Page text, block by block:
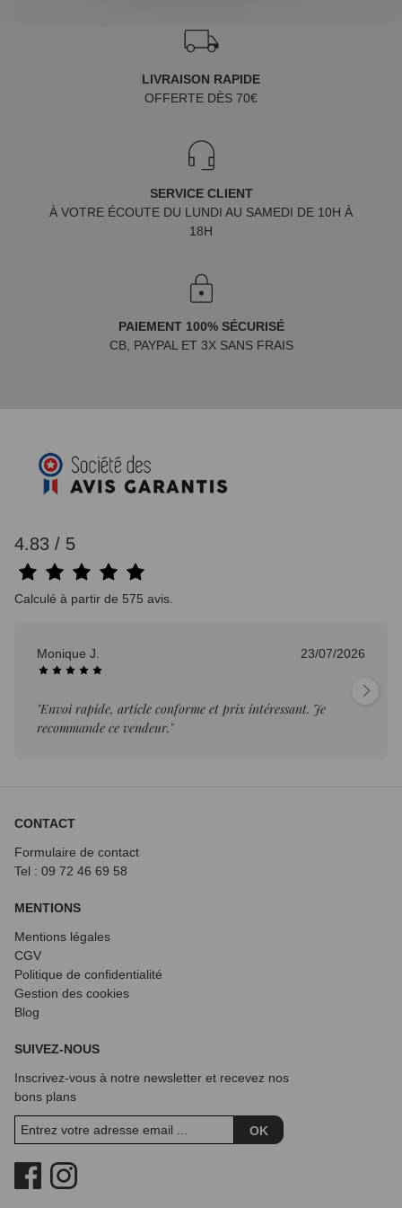
LIVRAISON RAPIDE
OFFERTE DÈS 70€
SERVICE CLIENT
À VOTRE ÉCOUTE DU LUNDI AU SAMEDI DE 10H À
18H
PAIEMENT 100% SÉCURISÉ
CB, PAYPAL ET 3X SANS FRAIS
4.83 / 5
Calculé à partir de 575 avis.
Monique J. 23/07/2026
"Envoi rapide, article conforme et prix intéressant. Je
recommande ce vendeur."
CONTACT
Formulaire de contact
Tel : 09 72 46 69 58
MENTIONS
Mentions légales
CGV
Politique de confidentialité
Gestion des cookies
Blog
SUIVEZ-NOUS
Inscrivez-vous à notre newsletter et recevez nos
bons plans
OK